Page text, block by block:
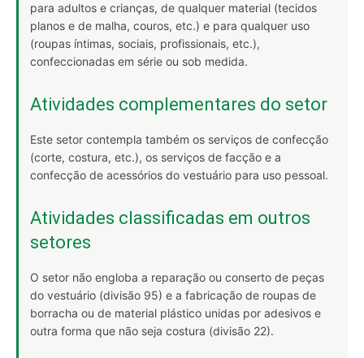
para adultos e crianças, de qualquer material (tecidos
planos e de malha, couros, etc.) e para qualquer uso
(roupas íntimas, sociais, profissionais, etc.),
confeccionadas em série ou sob medida.
Atividades complementares do setor
Este setor contempla também os serviços de confecção
(corte, costura, etc.), os serviços de facção e a
confecção de acessórios do vestuário para uso pessoal.
Atividades classificadas em outros
setores
O setor não engloba a reparação ou conserto de peças
do vestuário (divisão 95) e a fabricação de roupas de
borracha ou de material plástico unidas por adesivos e
outra forma que não seja costura (divisão 22).